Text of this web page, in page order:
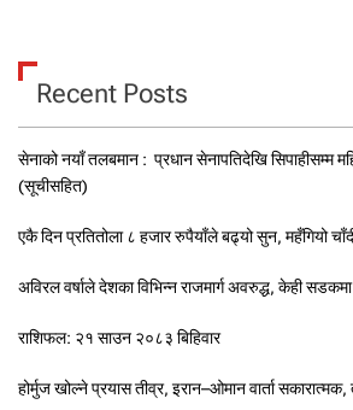
Recent Posts
सेनाको नयाँ तलबमान : प्रधान सेनापतिदेखि सिपाहीसम्म
(सूचीसहित)
एकै दिन प्रतितोला ८ हजार रुपैयाँले बढ्यो सुन, महँगियो
अविरल वर्षाले देशका विभिन्न राजमार्ग अवरुद्ध, केही
राशिफल: २१ साउन २०८३ बिहिवार
होर्मुज खोल्ने प्रयास तीव्र, इरान–ओमान वार्ता